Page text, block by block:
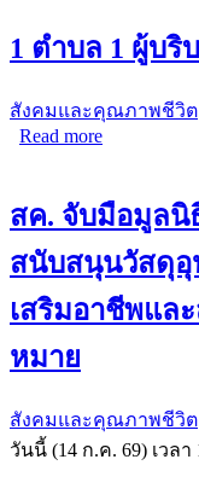
1 ตำบล 1 ผู้บริ
สังคมและคุณภาพชีวิต
Read more
สค. จับมือมูลนิ
สนับสนุนวัสดุอุ
เสริมอาชีพแล
หมาย
สังคมและคุณภาพชีวิต
วันนี้ (14 ก.ค. 69) เวลา